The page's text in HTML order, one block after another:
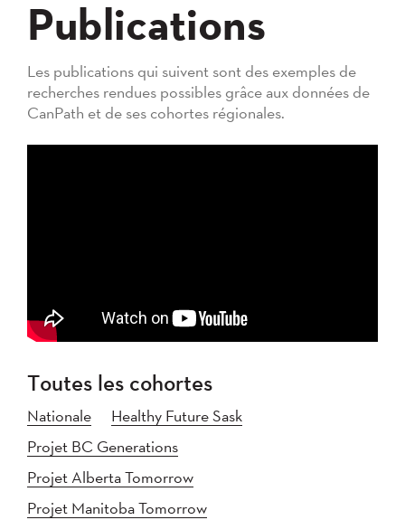
Publications
Les publications qui suivent sont des exemples de
recherches rendues possibles grâce aux données de
CanPath et de ses cohortes régionales.
Toutes les cohortes
Nationale
Healthy Future Sask
Projet BC Generations
Projet Alberta Tomorrow
Projet Manitoba Tomorrow